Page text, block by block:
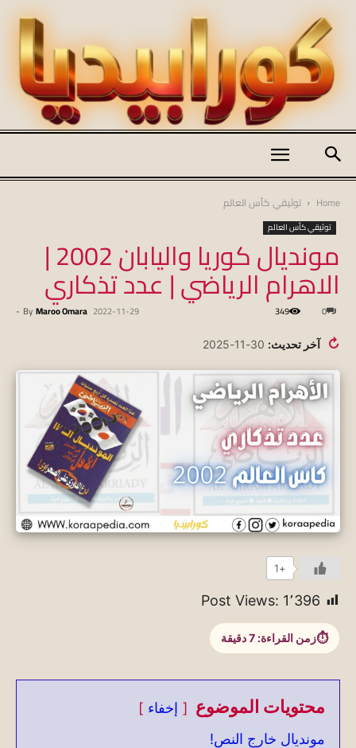
koraapedia
Home توثيقي كأس العالم
توثيقي كأس العالم
مونديال كوريا واليابان 2002 |
الاهرام الرياضي | عدد تذكاري
By Maroo Omara
- 2022-11-29 0
349
↻ آخر تحديث: 30-11-2025
+1
Post Views: 1٬396
زمن القراءة: 7دقيقة
محتويات الموضوع
إخفاء
مونديال خارج النص!